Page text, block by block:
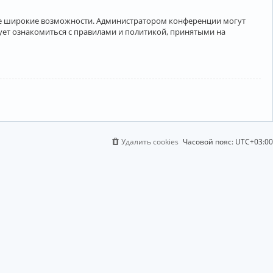
широкие возможности. Администратором конференции могут
ознакомиться с правилами и политикой, принятыми на
Часовой пояс: UTC+03:00
Удалить cookies